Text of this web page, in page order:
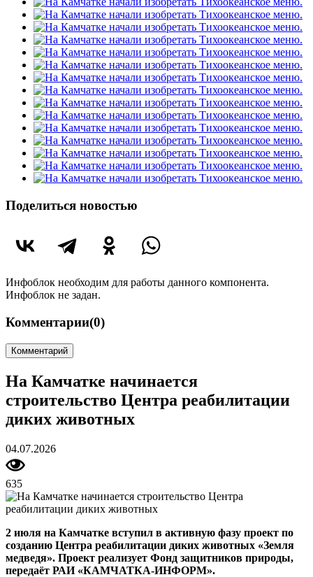
Поделиться новостью
Инфоблок необходим для работы данного компонента.
Инфоблок не задан.
Комментарии(0)
Комментарий
На Камчатке начинается
строительство Центра реабилитации
диких животных
04.07.2026
635
2 июля на Камчатке вступил в активную фазу проект по
созданию Центра реабилитации диких животных «Земля
медведя». Проект реализует Фонд защитников природы,
передаёт РАИ «КАМЧАТКА-ИНФОРМ».